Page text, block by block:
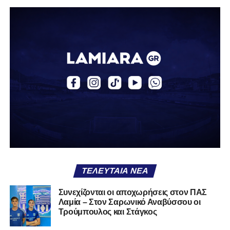
φαίνονται βρίσκεται σήμερα διάτρητη. Σαν ένα σακάκι
καλό που κάποτε φόρεσες σε επίσημες περιστάσεις τώρα
το κρατάς στη ντουλάπα, τσαλακωμένο, χωρίς να ξέρεις
αν πρέπει να το φορέσεις ξανά ή να το χαρίσεις. Η Λαμία
δείχνει να μην ξέρει τι θέλει να είναι. Και αυτό είναι πάντα
φίλαθλοι και περίγυρος, αντί για παράγοντες
Ασχολούνται περισσότερο με τις «χάρες» των άλλων
παρά με τις δικές τους αδυναμίες. Σαν να ψάχνεις
στον διπλανό το γιατί δεν βρέχει, ενώ κρατάς
ομπρέλα μέσα στο σαλόνι.
ΤΕΛΕΥΤΑΊΑ ΝΈΑ
Συνεχίζονται οι αποχωρήσεις στον ΠΑΣ
Λαμία – Στον Σαρωνικό Αναβύσσου οι
Τρούμπουλος και Στάγκος